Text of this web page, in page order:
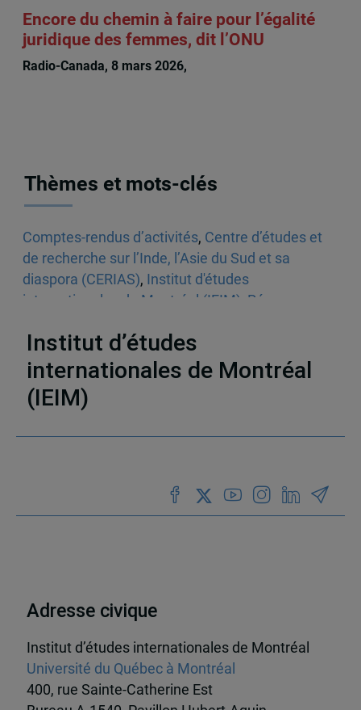
Encore du chemin à faire pour l’égalité
juridique des femmes, dit l’ONU
Radio-Canada, 8 mars 2026,
Thèmes et mots-clés
Comptes-rendus d’activités, Centre d’études et
de recherche sur l’Inde, l’Asie du Sud et sa
diaspora (CERIAS), Institut d'études
internationales de Montréal (IEIM) Réseau
Institut d’études
internationales de Montréal
(IEIM)
Adresse civique
Institut d’études internationales de Montréal
Université du Québec à Montréal
400, rue Sainte-Catherine Est